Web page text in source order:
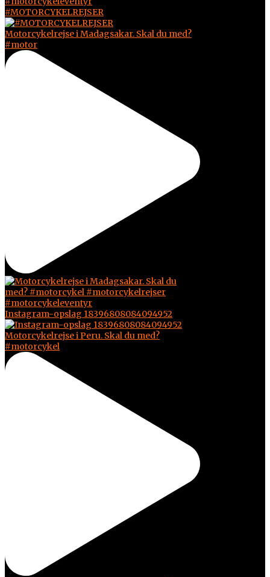
#MOTORCYKELREJSER
Motorcykelrejse i Madagsakar. Skal du med?
#motor
Instagram-opslag 18396808084094952
Motorcykelrejse i Peru. Skal du med?
#motorcykel